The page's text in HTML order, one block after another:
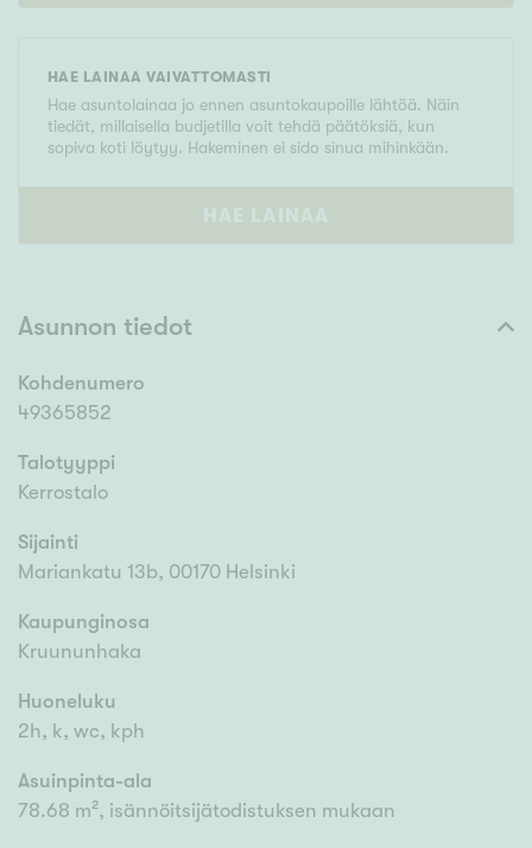
HAE LAINAA VAIVATTOMASTI
Hae asuntolainaa jo ennen asuntokaupoille lähtöä. Näin
tiedät, millaisella budjetilla voit tehdä päätöksiä, kun
sopiva koti löytyy. Hakeminen ei sido sinua mihinkään.
HAE LAINAA
Asunnon tiedot
Kohdenumero
49365852
Talotyyppi
Kerrostalo
Sijainti
Mariankatu 13b, 00170 Helsinki
Kaupunginosa
Kruununhaka
Huoneluku
2h, k, wc, kph
Asuinpinta-ala
78.68 m², isännöitsijätodistuksen mukaan